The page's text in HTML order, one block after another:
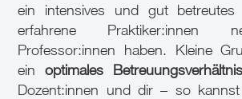
ein intensives und gut betreutes
erfahrene Praktiker:innen
Professor:innen haben. Kleine
ein optimales Betreuungsverhältnis
Dozent:innen und dir – so